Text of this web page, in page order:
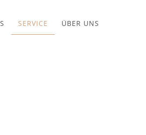
SERVICE ÜBER UNS